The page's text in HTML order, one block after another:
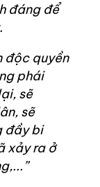
đáng để
độc quyền
phái
sẽ
sẽ
đầy bi
xảy ra ở